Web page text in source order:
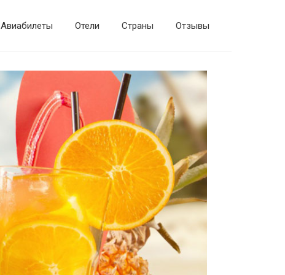
Авиабилеты Отели Страны Отзывы